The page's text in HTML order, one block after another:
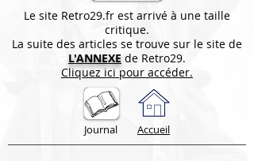
Le site Retro29.fr est arrivé à une taille
critique.
La suite des articles se trouve sur le site de
L'ANNEXE de Retro29.
Cliquez ici pour accéder.
Journal Accueil